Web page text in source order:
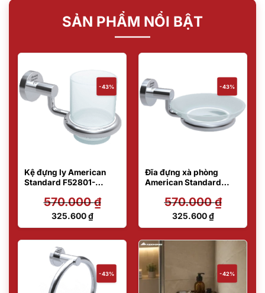
SẢN PHẨM NỔI BẬT
-43%
Kệ đựng ly American
Standard F52801-
570.000₫
Giá
570.000 ₫.
325.600₫
Giá
là:
325.600 ₫.
-43%
Đĩa đựng xà phòng
American Standard
570.000₫
Giá
570.000 ₫.
325.600₫
Giá
325.600 ₫.
-43% -42%